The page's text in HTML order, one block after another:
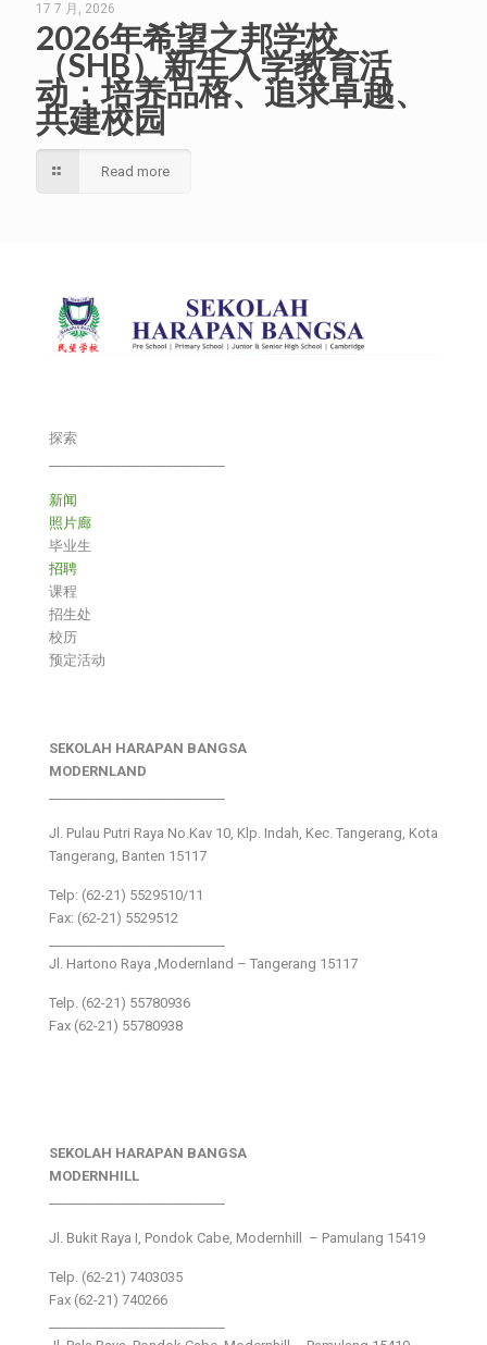
17 7 月, 2026
2026年希望之邦学校
（SHB）新生入学教育活
动：培养品格、追求卓越、
共建校园
Read more
探索
新闻
照片廊
毕业生
招聘
课程
招生处
校历
预定活动
SEKOLAH HARAPAN BANGSA
MODERNLAND
Jl. Pulau Putri Raya No.Kav 10, Klp. Indah, Kec. Tangerang, Kota
Tangerang, Banten 15117
Telp: (62-21) 5529510/11
Fax: (62-21) 5529512
Jl. Hartono Raya ,Modernland – Tangerang 15117
Telp. (62-21) 55780936
Fax (62-21) 55780938
SEKOLAH HARAPAN BANGSA
MODERNHILL
Jl. Bukit Raya I, Pondok Cabe, Modernhill – Pamulang 15419
Telp. (62-21) 7403035
Fax (62-21) 740266